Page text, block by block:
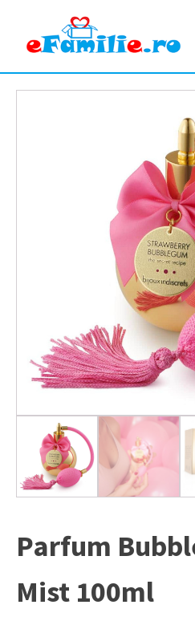
Parfum
Mist 100ml